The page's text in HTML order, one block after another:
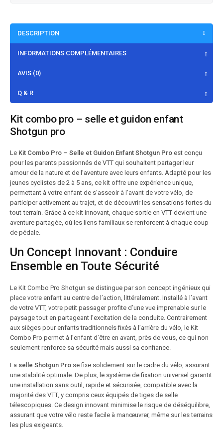
DESCRIPTION
INFORMATIONS COMPLÉMENTAIRES
AVIS (0)
Q & R
Kit combo pro – selle et guidon enfant
Shotgun pro
Le Kit Combo Pro – Selle et Guidon Enfant Shotgun Pro est conçu
pour les parents passionnés de VTT qui souhaitent partager leur
amour de la nature et de l’aventure avec leurs enfants. Adapté pour les
jeunes cyclistes de 2 à 5 ans, ce kit offre une expérience unique,
permettant à votre enfant de s’asseoir à l’avant de votre vélo, de
participer activement au trajet, et de découvrir les sensations fortes du
tout-terrain. Grâce à ce kit innovant, chaque sortie en VTT devient une
aventure partagée, où les liens familiaux se renforcent à chaque coup
de pédale.
Un Concept Innovant : Conduire
Ensemble en Toute Sécurité
Le Kit Combo Pro Shotgun se distingue par son concept ingénieux qui
place votre enfant au centre de l’action, littéralement. Installé à l’avant
de votre VTT, votre petit passager profite d’une vue imprenable sur le
paysage tout en partageant l’excitation de la conduite. Contrairement
aux sièges pour enfants traditionnels fixés à l’arrière du vélo, le Kit
Combo Pro permet à l’enfant d’être en avant, près de vous, ce qui non
seulement renforce sa sécurité mais aussi sa confiance.
La selle Shotgun Pro se fixe solidement sur le cadre du vélo, assurant
une stabilité optimale. De plus, le système de fixation universel garantit
une installation sans outil, rapide et sécurisée, compatible avec la
majorité des VTT, y compris ceux équipés de tiges de selle
télescopiques. Ce design innovant minimise le risque de déséquilibre,
assurant que votre vélo reste facile à manœuvrer, même sur les terrains
les plus exigeants.